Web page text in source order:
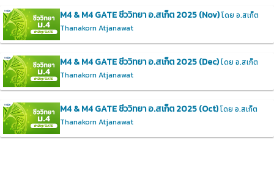
M4 & M4 GATE ชีววิทยา อ.สเก็ต 2025 (Nov)โดย อ.สเก็ต
Thanakorn Atjanawat
M4 & M4 GATE ชีววิทยา อ.สเก็ต 2025 (Dec)โดย อ.สเก็ต
Thanakorn Atjanawat
M4 & M4 GATE ชีววิทยา อ.สเก็ต 2025 (Oct)โดย อ.สเก็ต
Thanakorn Atjanawat